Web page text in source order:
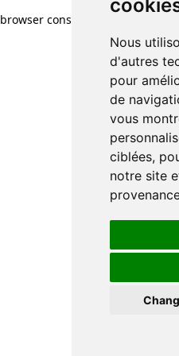
Nous
d'autres
pour
de
vous
ciblées,
notre site
Nous
d'autres
pour
de
vous
ciblées,
notre site
browser console for more